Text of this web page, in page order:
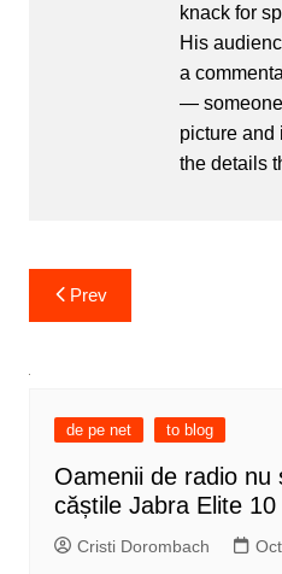
knack for
His
a
—
picture and
the details
Post
navigation
Prev
de pe net to blog
Oamenii de radio nu
căștile Jabra Elite 10
Cristi Dorombach